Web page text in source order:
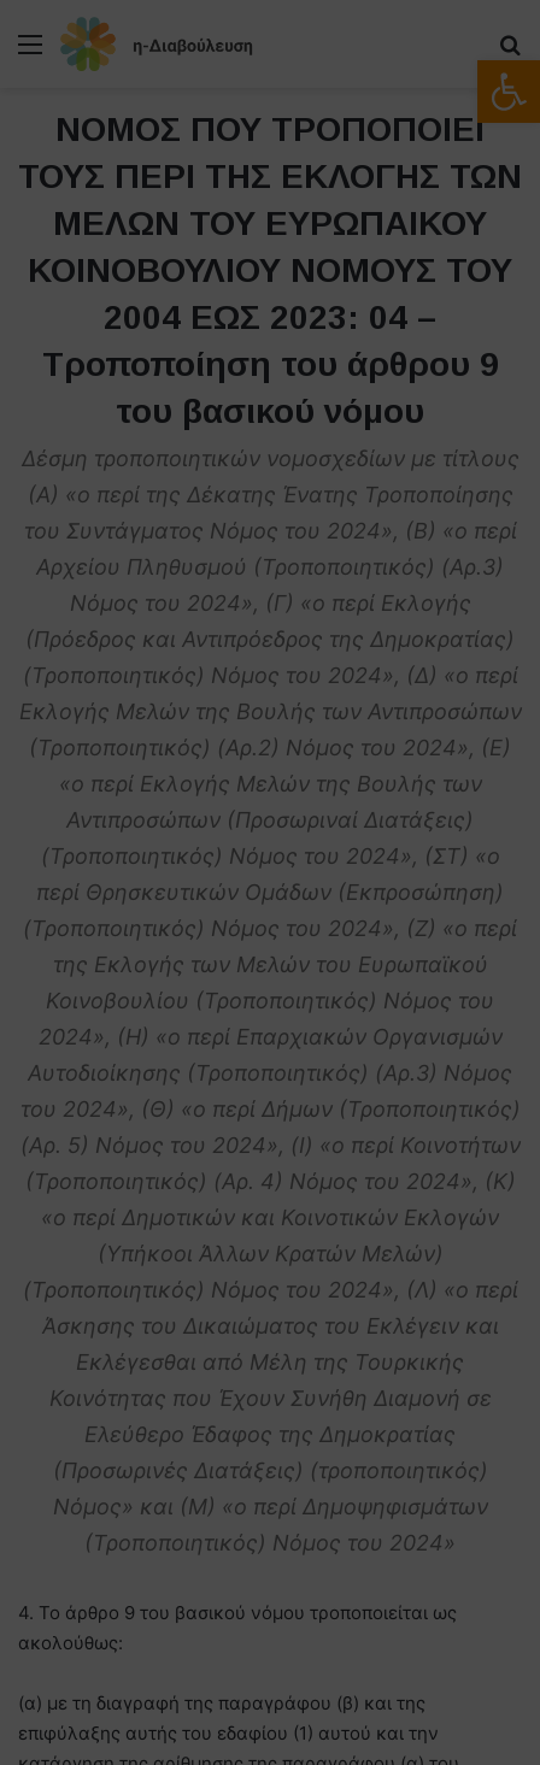
Μενού
ΝΟΜΟΣ ΠΟΥ ΤΡΟΠΟΠΟΙΕΙ
ΤΟΥΣ ΠΕΡΙ ΤΗΣ ΕΚΛΟΓΗΣ ΤΩΝ
ΜΕΛΩΝ ΤΟΥ ΕΥΡΩΠΑΙΚΟΥ
ΚΟΙΝΟΒΟΥΛΙΟΥ ΝΟΜΟΥΣ ΤΟΥ
2004 ΕΩΣ 2023: 04 –
Τροποποίηση του άρθρου 9
του βασικού νόμου
Δέσμη τροποποιητικών νομοσχεδίων με τίτλους
(Α) «ο περί της Δέκατης Ένατης Τροποποίησης
του Συντάγματος Νόμος του 2024», (Β) «ο περί
Αρχείου Πληθυσμού (Τροποποιητικός) (Αρ.3)
Νόμος του 2024», (Γ) «ο περί Εκλογής
(Πρόεδρος και Αντιπρόεδρος της Δημοκρατίας)
(Τροποποιητικός) Νόμος του 2024», (Δ) «ο περί
Εκλογής Μελών της Βουλής των Αντιπροσώπων
(Τροποποιητικός) (Αρ.2) Νόμος του 2024», (Ε)
«ο περί Εκλογής Μελών της Βουλής των
Αντιπροσώπων (Προσωριναί Διατάξεις)
(Τροποποιητικός) Νόμος του 2024», (ΣΤ) «ο
περί Θρησκευτικών Ομάδων (Εκπροσώπηση)
(Τροποποιητικός) Νόμος του 2024», (Ζ) «ο περί
της Εκλογής των Μελών του Ευρωπαϊκού
Κοινοβουλίου (Τροποποιητικός) Νόμος του
2024», (Η) «ο περί Επαρχιακών Οργανισμών
Αυτοδιοίκησης (Τροποποιητικός) (Αρ.3) Νόμος
του 2024», (Θ) «ο περί Δήμων (Τροποποιητικός)
(Αρ. 5) Νόμος του 2024», (Ι) «ο περί Κοινοτήτων
(Τροποποιητικός) (Αρ. 4) Νόμος του 2024», (Κ)
«ο περί Δημοτικών και Κοινοτικών Εκλογών
(Υπήκοοι Άλλων Κρατών Μελών)
(Τροποποιητικός) Νόμος του 2024», (Λ) «ο περί
Άσκησης του Δικαιώματος του Εκλέγειν και
Εκλέγεσθαι από Μέλη της Τουρκικής
Κοινότητας που Έχουν Συνήθη Διαμονή σε
Ελεύθερο Έδαφος της Δημοκρατίας
(Προσωρινές Διατάξεις) (τροποποιητικός)
Νόμος» και (Μ) «ο περί Δημοψηφισμάτων
(Τροποποιητικός) Νόμος του 2024»
4. Το άρθρο 9 του βασικού νόμου τροποποιείται ως
ακολούθως:
(α) με τη διαγραφή της παραγράφου (β) και της
επιφύλαξης αυτής του εδαφίου (1) αυτού και την